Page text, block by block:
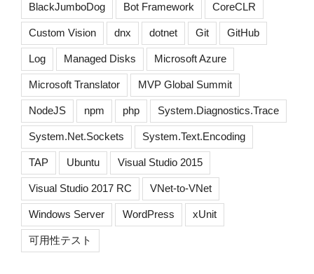
BlackJumboDog Bot Framework CoreCLR
Custom Vision dnx dotnet Git GitHub
Log Managed Disks Microsoft Azure
Microsoft Translator MVP Global Summit
NodeJS npm php System.Diagnostics.Trace
System.Net.Sockets System.Text.Encoding
TAP Ubuntu Visual Studio 2015
Visual Studio 2017 RC VNet-to-VNet
Windows Server WordPress xUnit
可用性テスト